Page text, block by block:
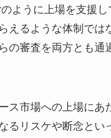
ように上場を支援し
えるような体制では
の審査を両方とも通
ス市場への上場にあ
るリスケや断念とい